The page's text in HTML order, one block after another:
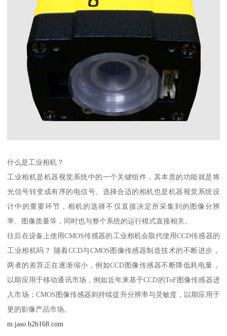
什么是工业相机？
工业相机是机器视觉系统中的一个关键组件，其本质的功能就是将
光信号转变成有序的电信号。选择合适的相机也是机器视觉系统设
计中的重要环节，相机的选择不仅直接决定所采集到的图像分辨
率、图像质量等，同时也与整个系统的运行模式直接相关。
往后在设备上使用CMOS传感器的工业相机会取代使用CCD传感器的
工业相机吗？ 随着CCD与CMOS图像传感器制造技术的不断进步，
两者的差异正在逐渐缩小，例如CCD图像传感器不断降低耗电量，
以期应用于移动通讯市场，例如近年来基于CCD的ToF图像传感器进
入市场；CMOS图像传感器则持续提升分辨率与灵敏度，以期应用于
更的影像产品市场。
m.jaso.b2b168.com